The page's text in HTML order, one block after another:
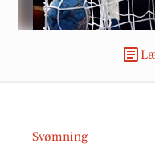
Svømning